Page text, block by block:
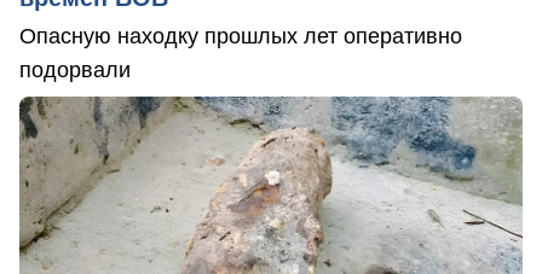
Опасную находку прошлых лет оперативно
подорвали